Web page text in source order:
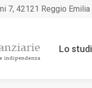
7, 42121 Reggio Emilia
Lo